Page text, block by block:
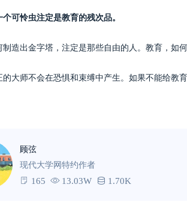
个可怜虫注定是教育的残次品。
出金字塔，注定是那些自由的人。教育，如何
师不会在恐惧和束缚中产生。如果不能给教育
顾弦
现代大学网特约作者
165 13.03W 1.70K